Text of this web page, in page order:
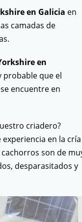
en Galicia en
camadas de
en
probable que el
encuentre en
criadero?
en la cría
son de
desparasitados y